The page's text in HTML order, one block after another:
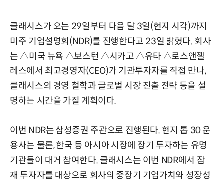
클래시스가 오는 29일부터 다음 달 3일(현지 시각)까지
미주 기업설명회(NDR)를 진행한다고 23일 밝혔다. 회사
는 △미국 뉴욕 △보스턴 △시카고 △유타 △로스앤젤
레스에서 최고경영자(CEO)가 기관투자자를 직접 만나,
클래시스의 경영 철학과 글로벌 시장 진출 전략 등을 설
명하는 시간을 가질 계획이다.
이번 NDR는 삼성증권 주관으로 진행된다. 현지 톱 30 운
용사는 물론, 한국 등 아시아 시장에 장기 투자하는 유명
기관들이 대거 참여한다. 클래시스는 이번 NDR에서 잠
재 투자자를 대상으로 회사의 중장기 기업가치와 성장성